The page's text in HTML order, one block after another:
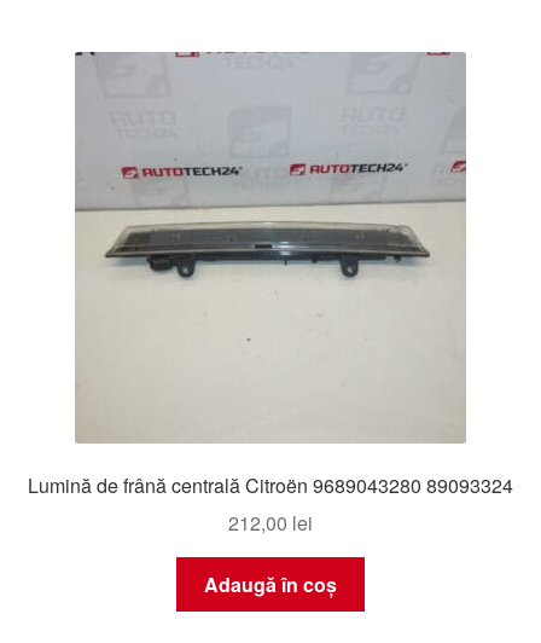
Lumină de frână centrală Citroën 9689043280 89093324
212,00 lei
Adaugă în coș